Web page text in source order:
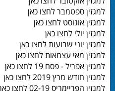
למגזין ספטמבר לחצו כאן
למגזין אוגוסט לחצו כאן
למגזין יולי לחצו כאן
למגזין יוני שבועות לחצו כאן
למגזין מאי עצמאות לחצו כאן
למגזין אפריל - פסח 19 לחצו כאן
למגזין חודש מרץ 2019 לחצו כאן
למגזין הפריימריס 02-19 לחצו כאן